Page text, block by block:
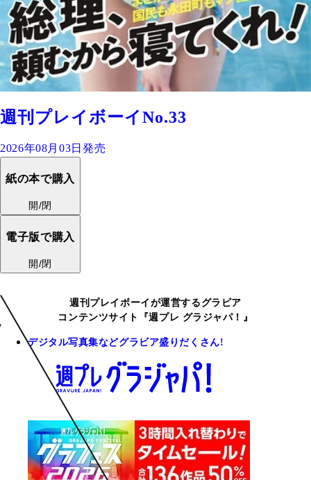
週刊プレイボーイNo.33
2026年08月03日発売
紙の本で購入
開/閉
電子版で購入
開/閉
週刊プレイボーイが運営するグラビア
コンテンツサイト『週プレ グラジャパ！』
デジタル写真集などグラビア盛りだくさん!